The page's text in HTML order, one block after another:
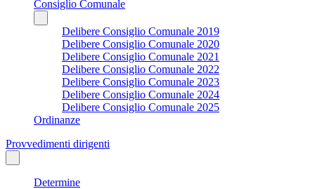
Consiglio Comunale
Delibere Consiglio Comunale 2019
Delibere Consiglio Comunale 2020
Delibere Consiglio Comunale 2021
Delibere Consiglio Comunale 2022
Delibere Consiglio Comunale 2023
Delibere Consiglio Comunale 2024
Delibere Consiglio Comunale 2025
Ordinanze
Provvedimenti dirigenti
Determine